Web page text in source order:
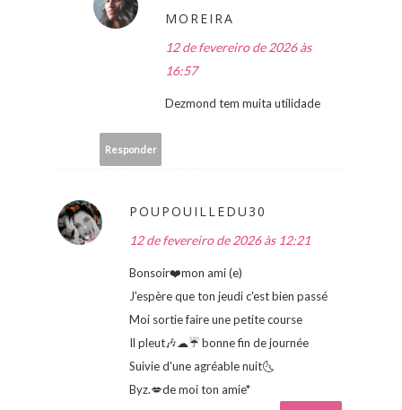
MOREIRA
12 de fevereiro de 2026 às
16:57
Dezmond tem muita utilidade
Responder
POUPOUILLEDU30
12 de fevereiro de 2026 às 12:21
Bonsoir❤️mon ami (e)
J'espère que ton jeudi c'est bien passé
Moi sortie faire une petite course
Il pleut🎶☁☔ bonne fin de journée
Suivie d'une agréable nuit🌜
Byz.💋de moi ton amie*